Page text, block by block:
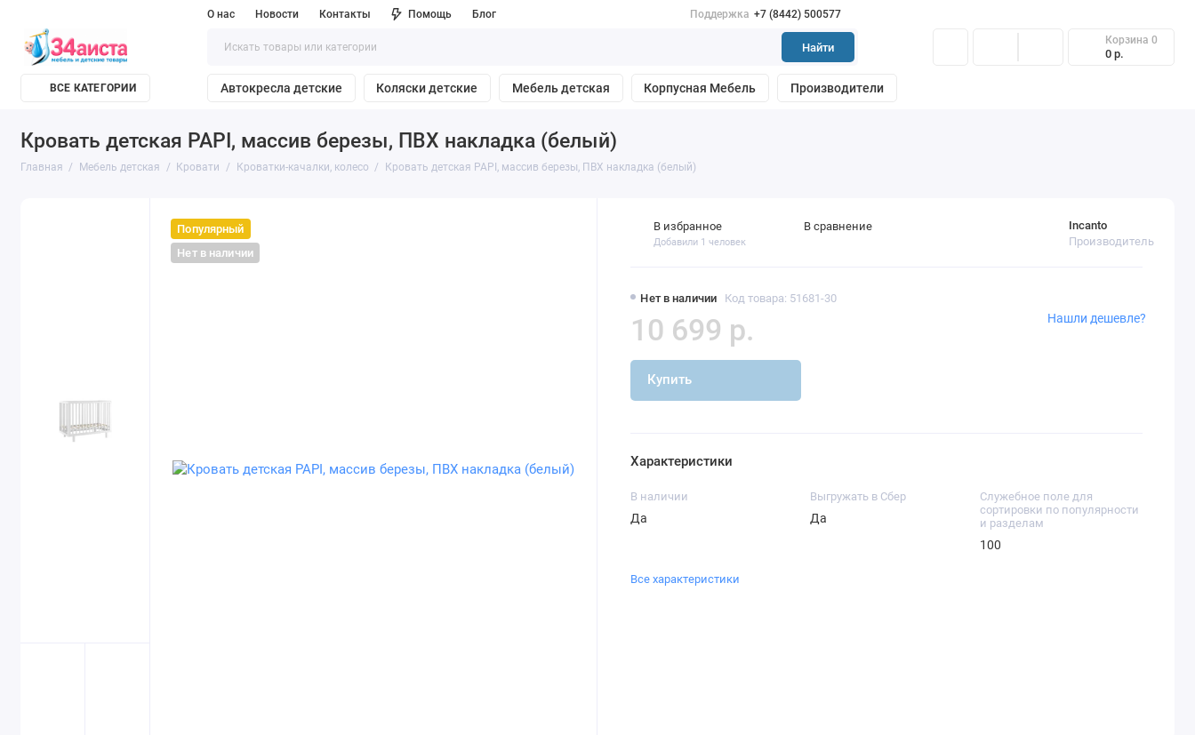
О нас Новости Контакты Помощь Блог Поддержка +7 (8442) 500577
Найти
Корзина 0
0 р.
ВСЕ КАТЕГОРИИ Автокресла детские Коляски детские Мебель детская Корпусная Мебель Производители
Кровать детская PAPI, массив березы, ПВХ накладка (белый)
Главная Мебель детская Кровати Кроватки-качалки, колесо Кровать детская PAPI, массив березы, ПВХ накладка (белый)
Популярный
Нет в наличии
Нет в наличии Код товара: 51681-30
Incanto
Производитель
10 699 р.
Купить
Нашли дешевле?
В избранное
Добавили 1 человек
В сравнение
Характеристики
В наличии
Да
Выгружать в Сбер
Да
Служебное поле для
сортировки по популярности
и разделам
100
Все характеристики